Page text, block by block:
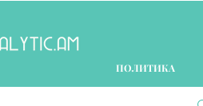
ПОЛИТИКА